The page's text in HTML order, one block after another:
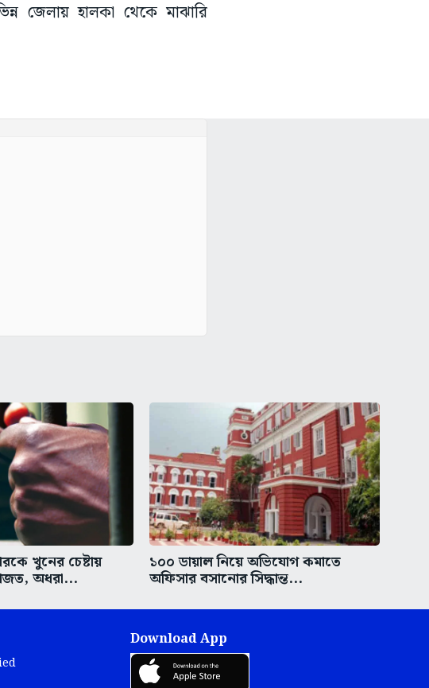
জেলায় হালকা থেকে মাঝারি
খুনের চেষ্টায়
অধরা...
১০০ ডায়াল নিয়ে অভিযোগ কমাতে
অফিসার বসানোর সিদ্ধান্ত...
Download App